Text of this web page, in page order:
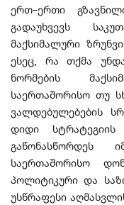
ერთ–ერთი
გადაუხვევს
მაქსიმალური
ესეც, რა თქმა
ნორმების
საერთაშორისო თუ
ვალდებულებების
დიდი
საერთაშორისო
პოლიტიკური და
უსწრაფესი